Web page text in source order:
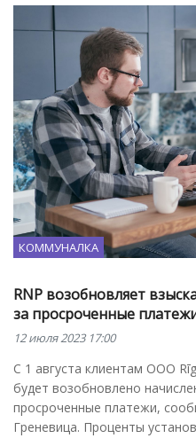
КОММУНАЛКА
RNP возобновляет
за просроченные
12 июля 2023 17:00
С 1 августа клиентам ООО
будет возобновлено
просроченные платежи,
Греневица. Проценты